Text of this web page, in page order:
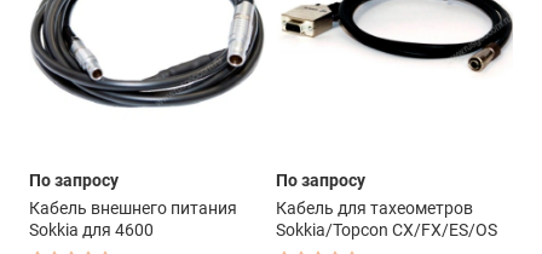
По запросу
Кабель внешнего питания
Sokkia для 4600
По запросу
Кабель для тахеометров
Sokkia/Topcon CX/FX/ES/OS